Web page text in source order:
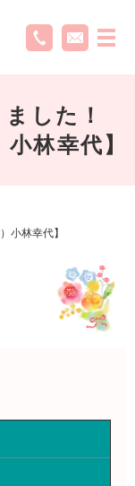
した！
林幸代】
小林幸代】